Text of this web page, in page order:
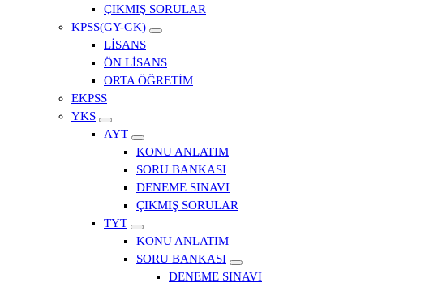
ÇIKMIŞ SORULAR
KPSS(GY-GK)
LİSANS
ÖN LİSANS
ORTA ÖĞRETİM
EKPSS
YKS
AYT
KONU ANLATIM
SORU BANKASI
DENEME SINAVI
ÇIKMIŞ SORULAR
TYT
KONU ANLATIM
SORU BANKASI
DENEME SINAVI